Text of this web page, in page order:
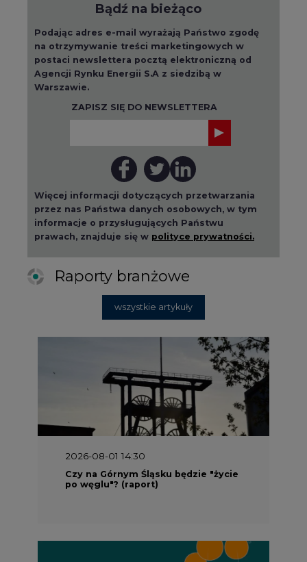
Bądź na bieżąco
Podając adres e-mail wyrażają Państwo zgodę
na otrzymywanie treści marketingowych w
postaci newslettera pocztą elektroniczną od
Agencji Rynku Energii S.A z siedzibą w
Warszawie.
ZAPISZ SIĘ DO NEWSLETTERA
Więcej informacji dotyczących przetwarzania
przez nas Państwa danych osobowych, w tym
informacje o przysługujących Państwu
prawach, znajduje się w polityce prywatności.
Raporty branżowe
wszystkie artykuły
2026-08-01 14:30
Czy na Górnym Śląsku będzie "życie
po węglu"? (raport)